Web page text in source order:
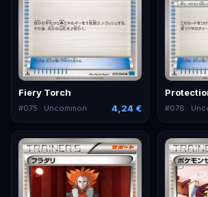
Fiery Torch
#075 · Uncommon 4,24 € #076 ·